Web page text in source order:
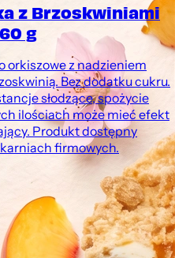
z Brzoskwiniami
g
orkiszowe z nadzieniem
Bez dodatku cukru.
słodzące, spożycie
ilościach może mieć efekt
Produkt dostępny
firmowych.